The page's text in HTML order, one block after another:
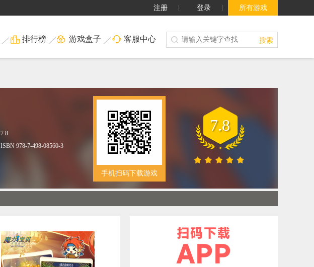
注册 登录 所有游戏
排行榜 游戏盒子 客服中心 搜索
7.8
ISBN 978-7-498-08560-3
手机扫码下载游戏
7.8